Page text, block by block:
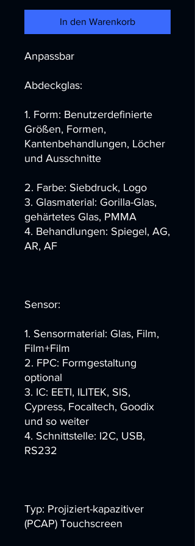
In den Warenkorb
Anpassbar
Abdeckglas:
1. Form: Benutzerdefinierte
Größen, Formen,
Kantenbehandlungen, Löcher
und Ausschnitte
2. Farbe: Siebdruck, Logo
3. Glasmaterial: Gorilla-Glas,
gehärtetes Glas, PMMA
4. Behandlungen: Spiegel, AG,
AR, AF
Sensor:
1. Sensormaterial: Glas, Film,
Film+Film
2. FPC: Formgestaltung
optional
3. IC: EETI, ILITEK, SIS,
Cypress, Focaltech, Goodix
und so weiter
4. Schnittstelle: I2C, USB,
RS232
Typ: Projiziert-kapazitiver
(PCAP) Touchscreen